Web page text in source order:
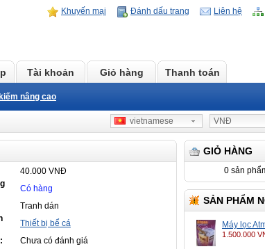
Khuyến mại Đánh dấu trang Liên hệ
Tài khoản Giỏ hàng Thanh toán
nâng cao
VNĐ
vietnamese
GIỎ HÀNG
0 sản
SẢN PHẨM
Máy lọc
1.500.000
40.000 VNĐ
Có hàng
Tranh dán
Thiết bị bể cá
Chưa có đánh giá